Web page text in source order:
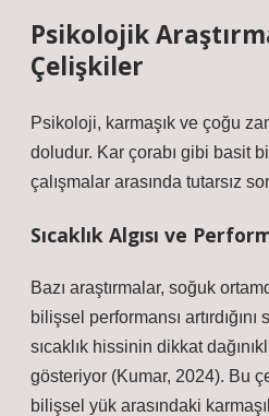
Psikolojik
Çelişkiler
Psikoloji, karmaşık ve çoğu
doludur. Kar çorabı gibi basit
çalışmalar arasında tutarsız
Sıcaklık Algısı ve
Bazı araştırmalar, soğuk
bilişsel performansı artırdığını
sıcaklık hissinin dikkat
gösteriyor (Kumar, 2024). Bu
bilişsel yük arasındaki